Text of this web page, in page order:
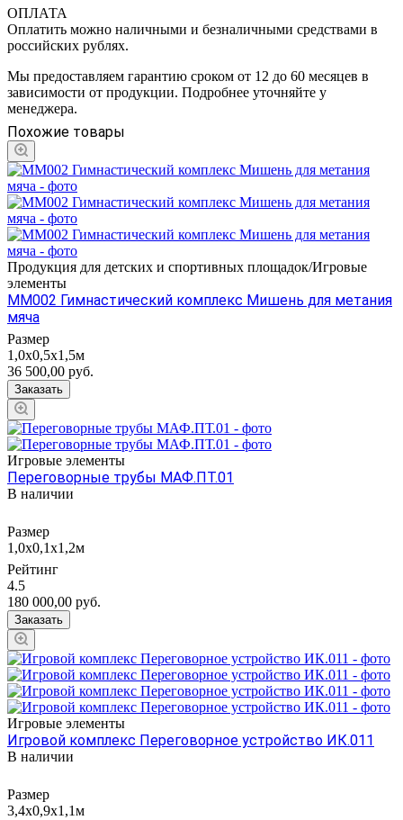
ОПЛАТА
Оплатить можно наличными и безналичными средствами в
российских рублях.
Мы предоставляем гарантию сроком от 12 до 60 месяцев в
зависимости от продукции. Подробнее уточняйте у
менеджера.
Похожие товары
Продукция для детских и спортивных площадок/Игровые
элементы
ММ002 Гимнастический комплекс Мишень для метания
мяча
Размер
1,0х0,5х1,5м
36 500,00 руб.
Заказать
Игровые элементы
Переговорные трубы МАФ.ПТ.01
В наличии
Размер
1,0х0,1х1,2м
Рейтинг
4.5
180 000,00 руб.
Заказать
Игровые элементы
Игровой комплекс Переговорное устройство ИК.011
В наличии
Размер
3,4х0,9х1,1м